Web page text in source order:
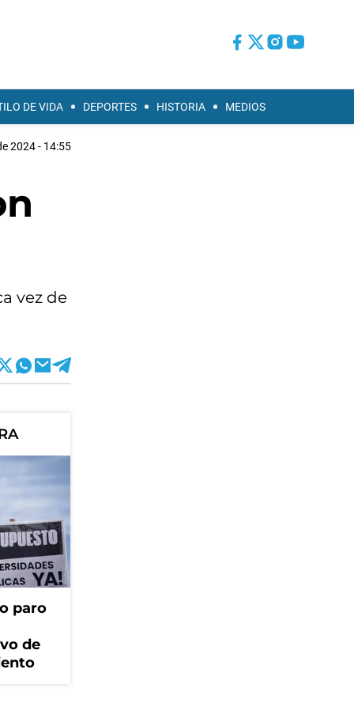
DE VIDA DEPORTES HISTORIA MEDIOS
2024 - 14:55
vez de
paro
de